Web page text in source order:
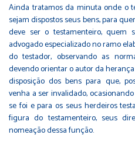
Ainda tratamos da minuta onde o
sejam dispostos seus bens, para
deve ser o testamenteiro, quem
advogado especializado no ramo
do testador, observando as
devendo orientar o autor da
disposição dos bens para que,
venha a ser invalidado,
se foi e para os seus herdeiros
figura do testamenteiro, seus
nomeação dessa função.